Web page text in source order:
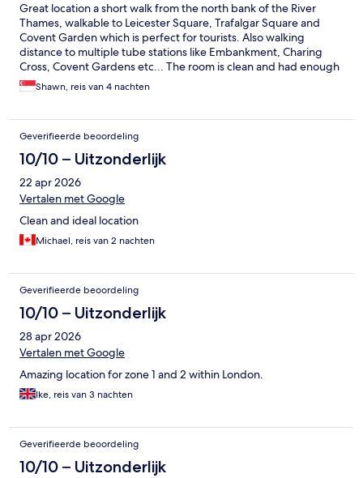
Great location a short walk from the north bank of the River
Thames, walkable to Leicester Square, Trafalgar Square and
Covent Garden which is perfect for tourists. Also walking
distance to multiple tube stations like Embankment, Charing
Cross, Covent Gardens etc... The room is clean and had enough
amenities for 2 pax to stay, and the staff were all friendly and
attentive.
Shawn, reis van 4 nachten
Geverifieerde beoordeling
10/10 – Uitzonderlijk
22 apr 2026
Vertalen met Google
Clean and ideal location
Michael, reis van 2 nachten
Geverifieerde beoordeling
10/10 – Uitzonderlijk
28 apr 2026
Vertalen met Google
Amazing location for zone 1 and 2 within London.
Ike, reis van 3 nachten
Geverifieerde beoordeling
10/10 – Uitzonderlijk